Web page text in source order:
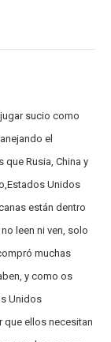
sucio como
el
Rusia, China y
Unidos
están dentro
leen ni ven, solo
muchas
y como os
Unidos
que ellos necesitan